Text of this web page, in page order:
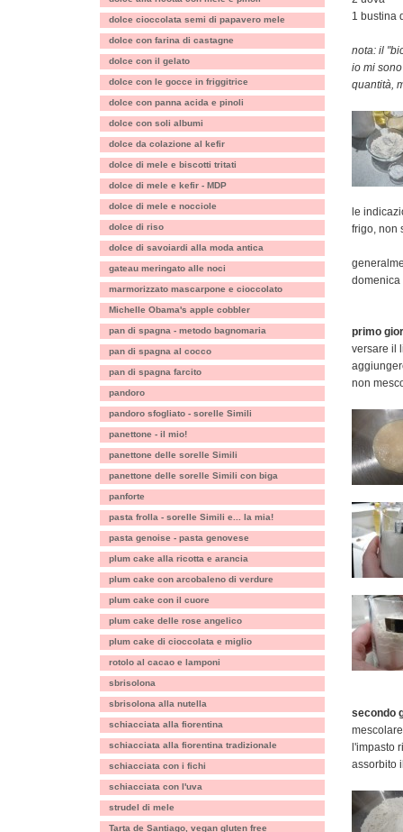
dolce cioccolata semi di papavero mele
dolce con farina di castagne
dolce con il gelato
dolce con le gocce in friggitrice
dolce con panna acida e pinoli
dolce con soli albumi
dolce da colazione al kefir
dolce di mele e biscotti tritati
dolce di mele e kefir - MDP
dolce di mele e nocciole
dolce di riso
dolce di savoiardi alla moda antica
gateau meringato alle noci
marmorizzato mascarpone e cioccolato
Michelle Obama's apple cobbler
pan di spagna - metodo bagnomaria
pan di spagna al cocco
pan di spagna farcito
pandoro
pandoro sfogliato - sorelle Simili
panettone - il mio!
panettone delle sorelle Simili
panettone delle sorelle Simili con biga
panforte
pasta frolla - sorelle Simili e... la mia!
pasta genoise - pasta genovese
plum cake alla ricotta e arancia
plum cake con arcobaleno di verdure
plum cake con il cuore
plum cake delle rose angelico
plum cake di cioccolata e miglio
rotolo al cacao e lamponi
sbrisolona
sbrisolona alla nutella
schiacciata alla fiorentina
schiacciata alla fiorentina tradizionale
schiacciata con i fichi
schiacciata con l'uva
strudel di mele
Tarta de Santiago, vegan gluten free
1 bustina
nota: il
io mi
quantità,
le
frigo, non
domenica
primo
versare il
non
secondo
l'impasto
assorbito